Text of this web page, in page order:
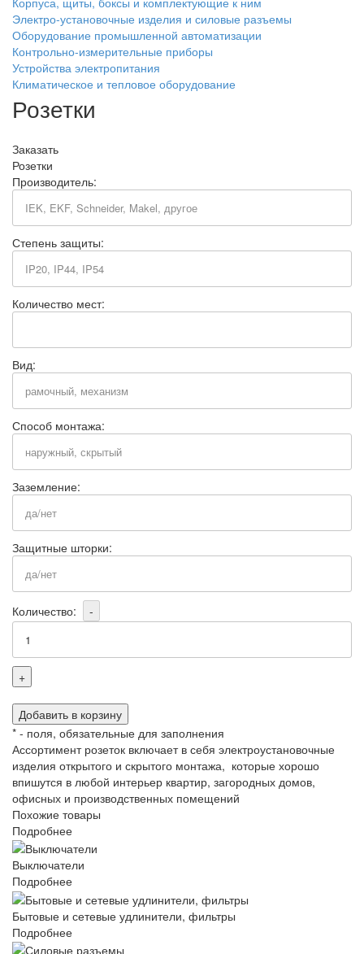
Электро-установочные изделия и силовые разъемы
Оборудование промышленной автоматизации
Контрольно-измерительные приборы
Устройства электропитания
Климатическое и тепловое оборудование
Розетки
Заказать
Розетки
Производитель:
Степень защиты:
Количество мест:
Вид:
Способ монтажа:
Заземление:
Защитные шторки:
Количество: -
+
Добавить в корзину
* - поля, обязательные для заполнения
Ассортимент розеток включает в себя электроустановочные
изделия открытого и скрытого монтажа, которые хорошо
впишутся в любой интерьер квартир, загородных домов,
офисных и производственных помещений
Похожие товары
Подробнее
Выключатели
Подробнее
Бытовые и сетевые удлинители, фильтры
Подробнее